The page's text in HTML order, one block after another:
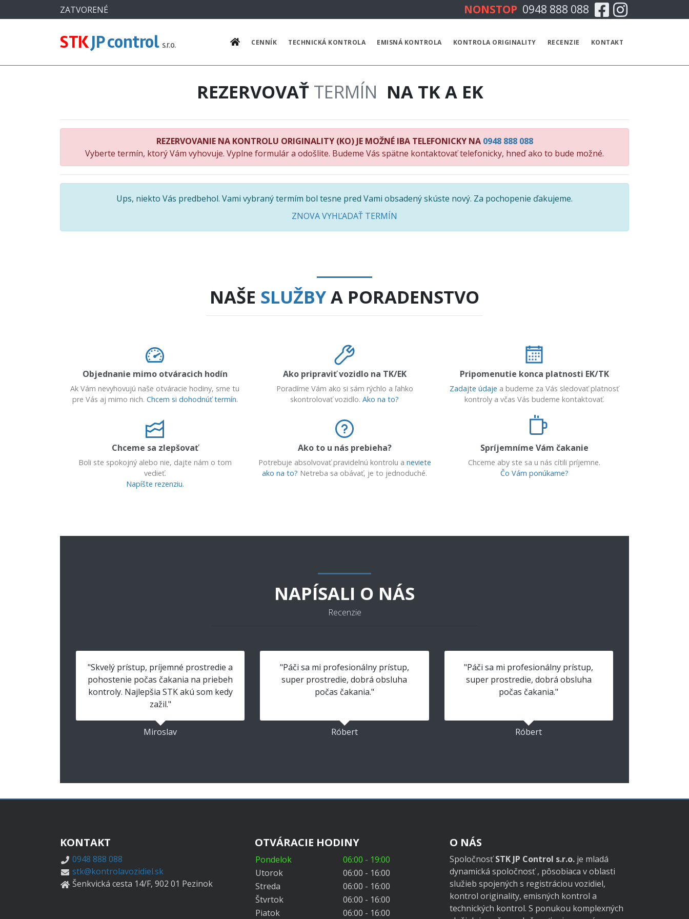
ZATVORENÉ NONSTOP 0948 888 088 FacebookInstagram
STKJP control s.r.o. CENNÍK TECHNICKÁ KONTROLA EMISNÁ KONTROLA KONTROLA ORIGINALITY RECENZIE KONTAKT
REZERVOVAŤ TERMÍN NA TK A EK
REZERVOVANIE NA KONTROLU ORIGINALITY (KO) JE MOŽNÉ IBA TELEFONICKY NA 0948 888 088
Vyberte termín, ktorý Vám vyhovuje. Vyplne formulár a odošlite. Budeme Vás spätne kontaktovať telefonicky, hneď ako to bude možné.
Ups, niekto Vás predbehol. Vami vybraný termím bol tesne pred Vami obsadený skúste nový. Za pochopenie ďakujeme.
ZNOVA VYHĽADAŤ TERMÍN
NAŠE SLUŽBYA PORADENSTVO
Objednanie mimo otváracich hodín
Ak Vám nevyhovujú naše otváracie hodiny, sme tu
pre Vás aj mimo nich. Chcem si dohodnúť termín.
Ako pripraviť vozidlo na TK/EK
Poradíme Vám ako si sám rýchlo a ľahko
skontrolovať vozidlo. Ako na to?
Pripomenutie konca platnosti EK/TK
Zadajte údaje a budeme za Vás sledovať platnosť
kontroly a včas Vás budeme kontaktovať.
Chceme sa zlepšovať
Boli ste spokojný alebo nie, dajte nám o tom
vedieť.
Napíšte rezenziu.
Ako to u nás prebieha?
Potrebuje absolvovať pravidelnú kontrolu a neviete
ako na to? Netreba sa obávať, je to jednoduché.
Spríjemníme Vám čakanie
Chceme aby ste sa u nás cítili príjemne.
Čo Vám ponúkame?
NAPÍSALI O NÁS
Recenzie
"Skvelý prístup, príjemné prostredie a
pohostenie počas čakania na priebeh
kontroly. Najlepšia STK akú som kedy
zažil."
Miroslav
"Páči sa mi profesionálny prístup,
super prostredie, dobrá obsluha
počas čakania."
Róbert
"Páči sa mi profesionálny prístup,
super prostredie, dobrá obsluha
počas čakania."
Róbert
KONTAKT
0948 888 088
stk@kontrolavozidiel.sk
Šenkvická cesta 14/F, 902 01 Pezinok
OTVÁRACIE HODINY
Pondelok
06:00 - 19:00
Utorok
06:00 - 16:00
Streda
06:00 - 16:00
Štvrtok
06:00 - 16:00
Piatok
06:00 - 16:00
O NÁS
SpoločnosťSTK JP Control s.r.o. je mladá
dynamická spoločnosť , pôsobiaca v oblasti
služieb spojených s registráciou vozidiel,
kontrol originality, emisných kontrol a
technických kontrol. S ponukou komplexných
CENNÍK
TECHNICKÁ KONTROLA
KONTROLA ORIGINALITY